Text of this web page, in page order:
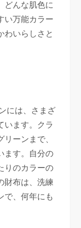
どんな肌色に
い万能カラー
わいらしさと
には、さまざ
います。クラ
ーンまで、
ます。自分の
りのカラーの
財布は、洗練
で、何年にも